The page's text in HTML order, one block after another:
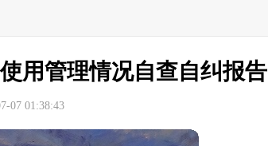
用管理情况自查自纠报告
07 01:38:43